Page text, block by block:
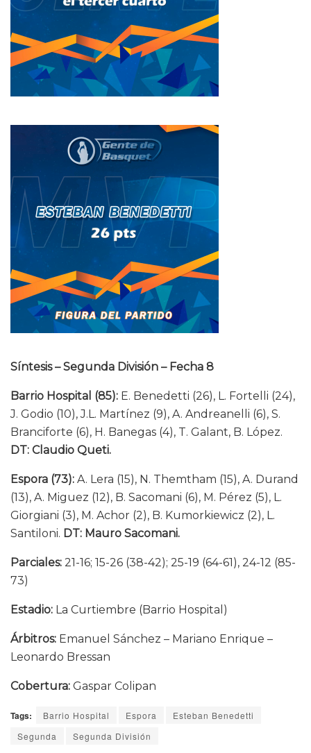
Síntesis – Segunda División – Fecha 8
Barrio Hospital (85): E. Benedetti (26), L. Fortelli (24),
J. Godio (10), J.L. Martínez (9), A. Andreanelli (6), S.
Branciforte (6), H. Banegas (4), T. Galant, B. López.
DT: Claudio Queti.
Espora (73): A. Lera (15), N. Themtham (15), A. Durand
(13), A. Miguez (12), B. Sacomani (6), M. Pérez (5), L.
Giorgiani (3), M. Achor (2), B. Kumorkiewicz (2), L.
Santiloni. DT: Mauro Sacomani.
Parciales: 21-16; 15-26 (38-42); 25-19 (64-61), 24-12 (85-
73)
Estadio: La Curtiembre (Barrio Hospital)
Árbitros: Emanuel Sánchez – Mariano Enrique –
Leonardo Bressan
Cobertura: Gaspar Colipan
Tags: Barrio Hospital Espora
Esteban Benedetti
Segunda
Segunda División